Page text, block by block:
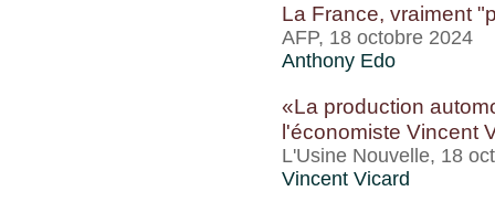
La France, vraiment
AFP, 18 octobre 2024
Anthony Edo
«La production
l'économiste Vincent
L'Usine Nouvelle, 18
Vincent Vicard